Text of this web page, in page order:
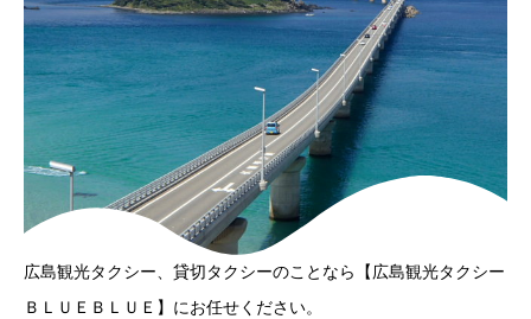
広島観光タクシー、貸切タクシーのことなら【広島観光タクシー
ＢＬＵＥＢＬＵＥ】にお任せください。